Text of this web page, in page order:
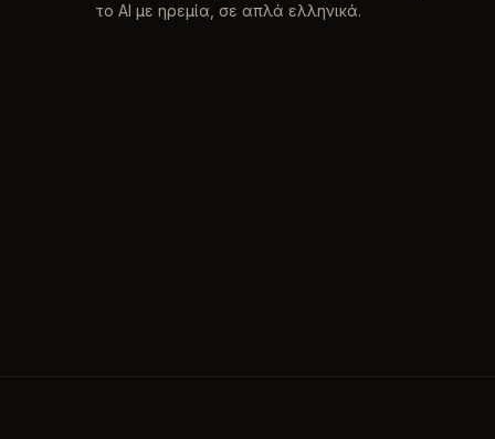
το AI με ηρεμία, σε απλά ελληνικά.